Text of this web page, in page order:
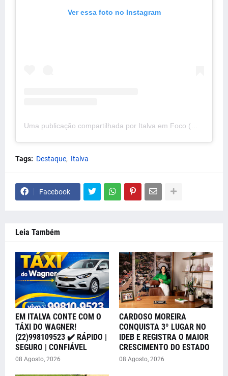
Ver essa foto no Instagram
Tags: Destaque Italva
Facebook
Leia Também
EM ITALVA CONTE COM O
TÁXI DO WAGNER!
(22)998109523 ✔️ RÁPIDO |
SEGURO | CONFIÁVEL
08 Agosto, 2026
CARDOSO MOREIRA
CONQUISTA 3º LUGAR NO
IDEB E REGISTRA O MAIOR
CRESCIMENTO DO ESTADO
08 Agosto, 2026